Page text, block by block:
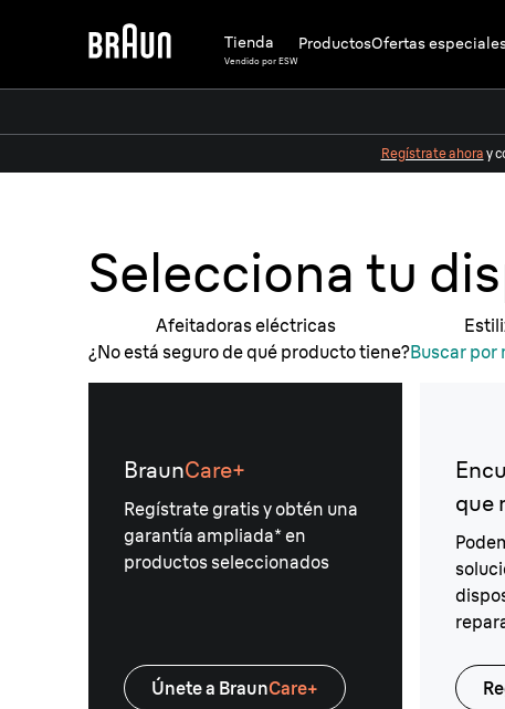
Tienda
Vendido por ESW
ProductosOfertas
Regístrate ahora y
Selecciona tu
Afeitadoras eléctricas
¿No está seguro de qué producto tiene?Buscar por
BraunCare+
Regístrate gratis y obtén una
garantía ampliada* en
productos seleccionados
Únete a BraunCare+
que